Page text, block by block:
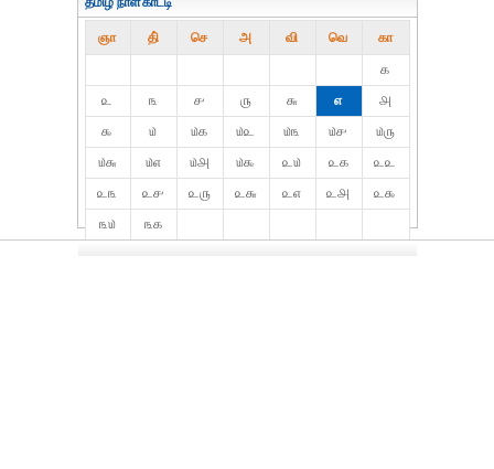
ஞா தி் செ அ வி வெ கா
௧
௨
௩ ௪ ௫ ௬ ௭
௮
௯
௰ ௰௧ ௰௨ ௰௩ ௰௪
௰௫
௰௬
௰௭ ௰௮ ௰௯ ௨௰ ௨௧
௨௨
௨௩
௨௪ ௨௫ ௨௬ ௨௭ ௨௮
௨௯
௩௰
௩௧